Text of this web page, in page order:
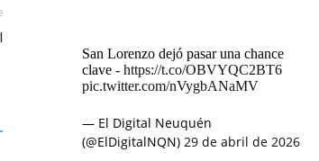
San Lorenzo dejó pasar una chance
clave - https://t.co/OBVYQC2BT6
pic.twitter.com/nVygbANaMV
— El Digital Neuquén
(@ElDigitalNQN) 29 de abril de 2026